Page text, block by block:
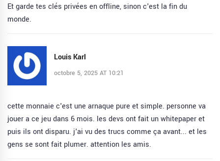
Et garde tes clés privées en offline, sinon c'est la fin du
monde.
Louis Karl
octobre 5, 2025 AT 10:21
cette monnaie c'est une arnaque pure et simple. personne va
jouer a ce jeu dans 6 mois. les devs ont fait un whitepaper et
puis ils ont disparu. j'ai vu des trucs comme ça avant... et les
gens se sont fait plumer. attention les amis.